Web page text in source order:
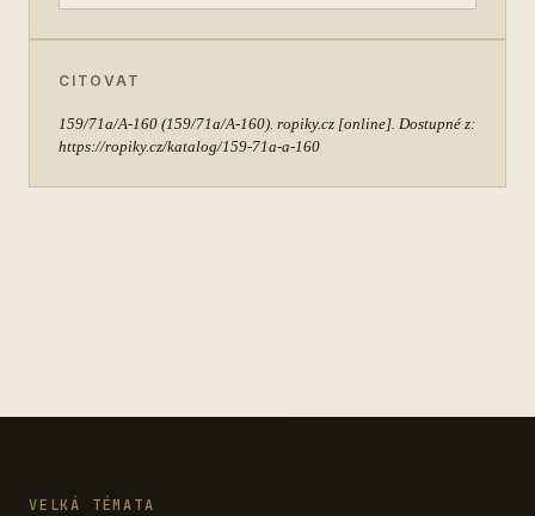
CITOVAT
159/71a/A-160 (159/71a/A-160). ropiky.cz [online]. Dostupné z:
https://ropiky.cz/katalog/159-71a-a-160
VELKÁ TÉMATA